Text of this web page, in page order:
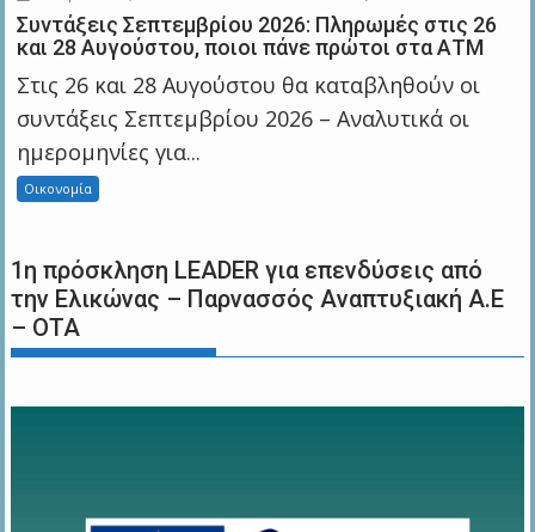
Συντάξεις Σεπτεμβρίου 2026: Πληρωμές στις 26
και 28 Αυγούστου, ποιοι πάνε πρώτοι στα ΑΤΜ
Στις 26 και 28 Αυγούστου θα καταβληθούν οι
συντάξεις Σεπτεμβρίου 2026 – Αναλυτικά οι
ημερομηνίες για...
Οικονομία
1η πρόσκληση LEADER για επενδύσεις από
την Ελικώνας – Παρνασσός Αναπτυξιακή Α.Ε
– ΟΤΑ